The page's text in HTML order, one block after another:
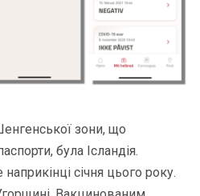
зони, що
була Ісландія.
січня цього року.